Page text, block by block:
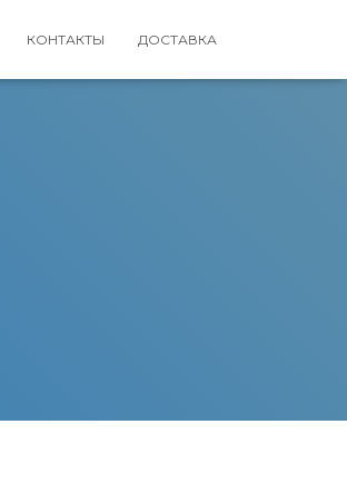
КОНТАКТЫ ДОСТАВКА